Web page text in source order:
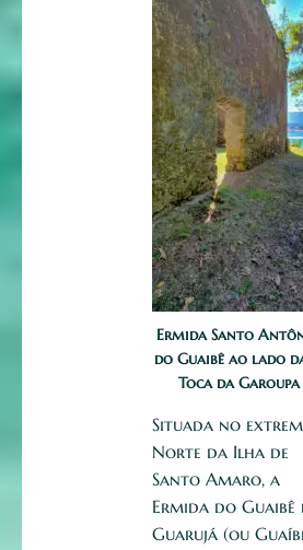
Ermida Santo
do Guaibê ao lado
Toca da Garoupa
Situada no
Norte da Ilha de
Santo Amaro, a
Ermida do Guaibê
Guarujá (ou